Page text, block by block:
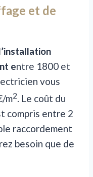
et de
entre 1800 et
vous
m2. Le coût du
compris entre 2
raccordement
besoin que de